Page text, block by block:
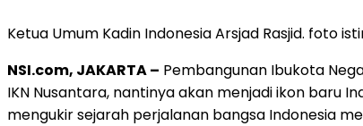
Ketua Umum Kadin Indonesia Arsjad Rasjid. foto
NSI.com, JAKARTA – Pembangunan Ibukota
IKN Nusantara, nantinya akan menjadi ikon baru
mengukir sejarah perjalanan bangsa Indonesia